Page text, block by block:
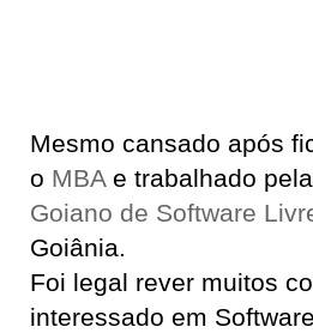
Mesmo cansado após
o MBAe trabalhado
Goiano de Software
Goiânia.
Foi legal rever muitos
interessado em